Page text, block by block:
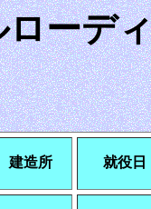
ローデ
建造所 就役日